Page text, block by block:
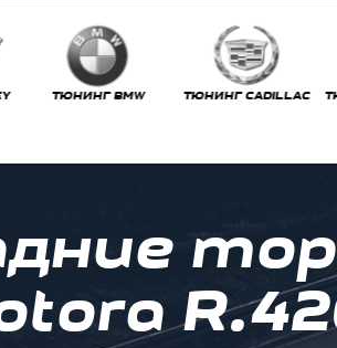
ТЮНИНГ CADILLAC ТЮНИНГ CHEVROLET